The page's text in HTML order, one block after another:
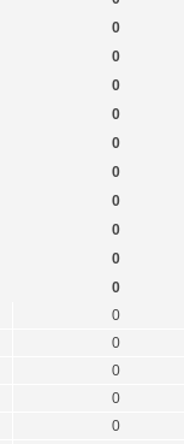
0
0
0
0
0
0
0
0
0
0
0
0
0
0
0